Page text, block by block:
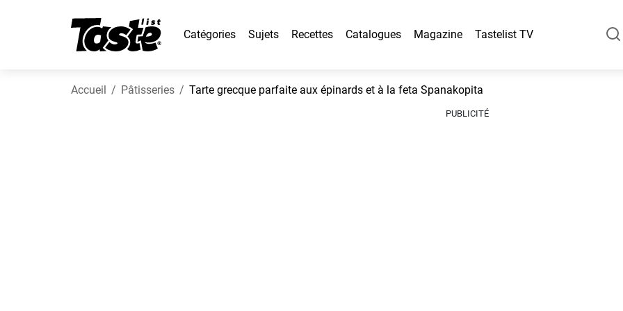
Catégories Sujets Recettes Catalogues Magazine Tastelist TV
Accueil Pâtisseries Tarte grecque parfaite aux épinards et à la feta Spanakopita
PUBLICITÉ